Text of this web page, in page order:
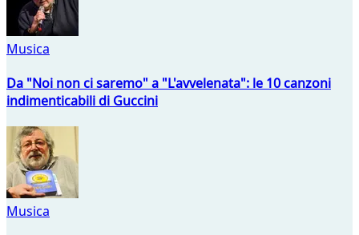
Musica
Da "Noi non ci saremo" a "L'avvelenata": le 10 canzoni
indimenticabili di Guccini
Musica